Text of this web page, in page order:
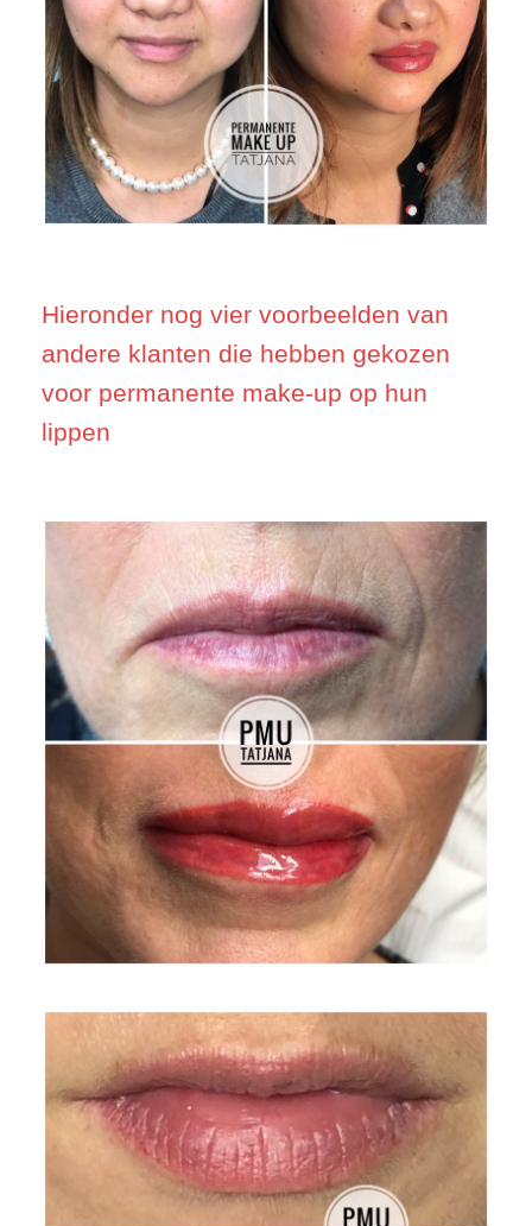
Hieronder nog vier voorbeelden van
andere klanten die hebben gekozen
voor permanente make-up op hun
lippen